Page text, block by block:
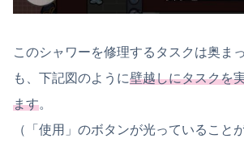
このシャワーを修理するタスクは奥ま
も、下記図のように壁越しにタスクを
ます。
（「使用」のボタンが光っていること